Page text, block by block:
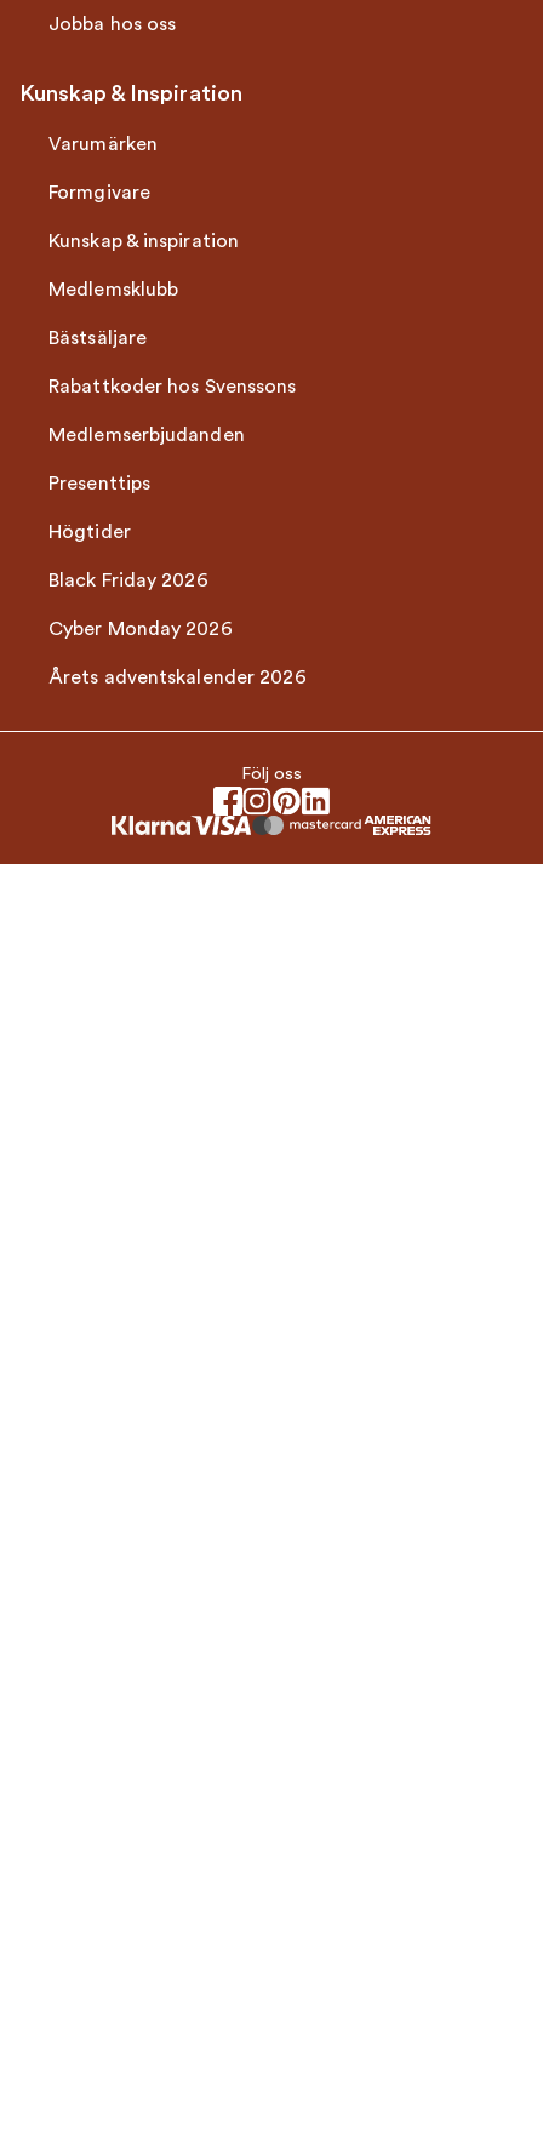
Jobba hos oss
Kunskap & Inspiration
Varumärken
Formgivare
Kunskap & inspiration
Medlemsklubb
Bästsäljare
Rabattkoder hos Svenssons
Medlemserbjudanden
Presenttips
Högtider
Black Friday 2026
Cyber Monday 2026
Årets adventskalender 2026
Följ oss